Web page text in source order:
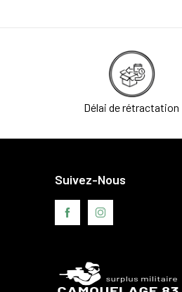
Délai de rétractation
Suivez-Nous